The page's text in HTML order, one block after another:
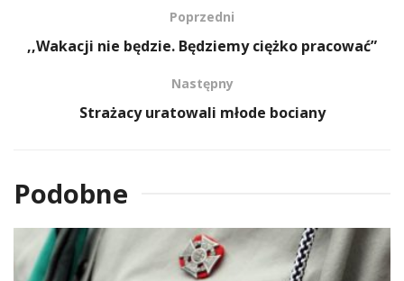
Poprzedni
,,Wakacji nie będzie. Będziemy ciężko pracować”
Następny
Strażacy uratowali młode bociany
Podobne